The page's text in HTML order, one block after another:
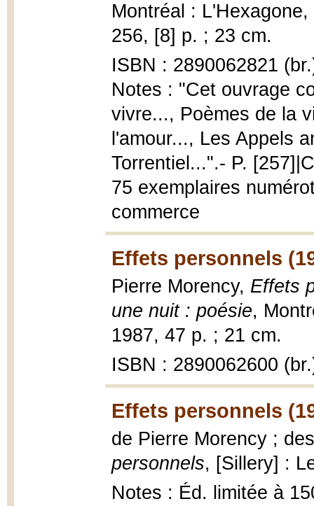
Montréal :
256, [8] p. ; 23 cm.
ISBN : 2890062821
Notes : "Cet ouvrage
vivre..., Poèmes de la
l'amour..., Les Appels
Torrentiel...".- P.
75 exemplaires
commerce
Effets personnels
Pierre Morency, Effets
une nuit : poésie,
1987, 47 p. ; 21 cm.
ISBN : 2890062600
Effets personnels
de Pierre Morency ;
personnels, [Sillery] :
Notes : Éd. limitée à